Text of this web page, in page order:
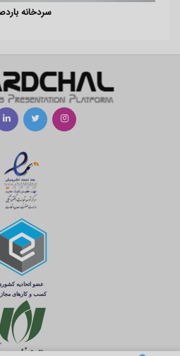
سردخانه